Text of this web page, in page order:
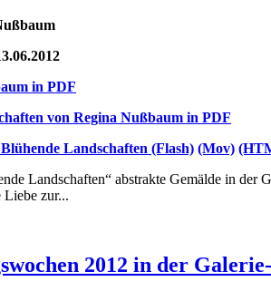
in PDF
von Regina Nußbaum in PDF
Landschaften (Flash) (Mov)
Landschaften“ abstrakte Gemälde in
Liebe zur...
2012 in der